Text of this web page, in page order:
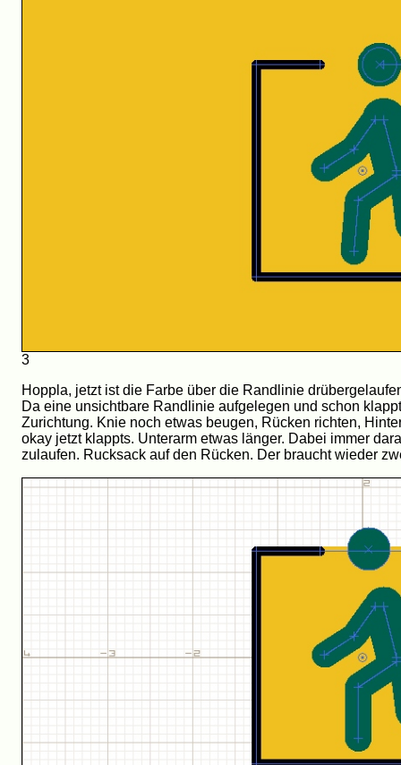
3
Hoppla, jetzt ist die Farbe über die Randlinie
Da eine unsichtbare Randlinie aufgelegen und schon
Zurichtung. Knie noch etwas beugen, Rücken richten,
okay jetzt klappts. Unterarm etwas länger. Dabei immer
zulaufen. Rucksack auf den Rücken. Der braucht wieder